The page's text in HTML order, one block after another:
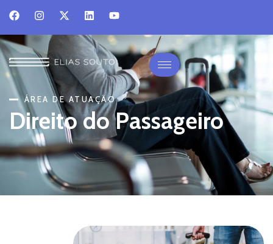
ÁREA DE ATUAÇÃO
Direito do Passageiro